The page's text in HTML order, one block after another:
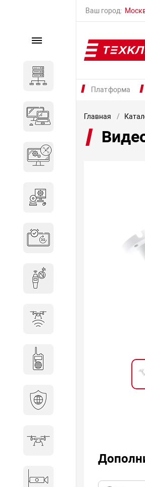
Ваш город:
Платформа
Каталог
Компьютеры и
Комплектующие для
Видеонаблюдение
Главная